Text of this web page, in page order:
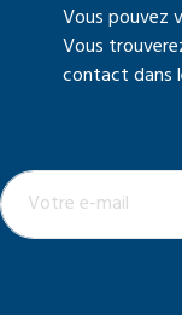
Vous pouvez
Vous
contact dans